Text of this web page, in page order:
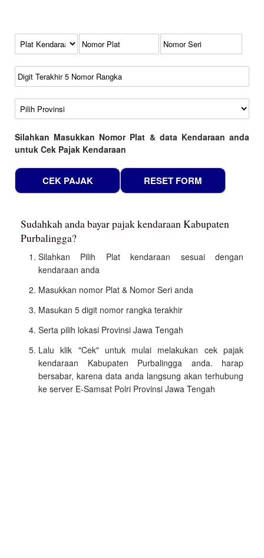
Kode Plat Kendaraan
No Plat
No Seri
No Rangka
Wilayah
Silahkan Masukkan Nomor Plat & data Kendaraan anda
untuk Cek Pajak Kendaraan
Sudahkah anda bayar pajak kendaraan Kabupaten
Purbalingga?
Silahkan Pilih Plat kendaraan sesuai dengan
kendaraan anda
Masukkan nomor Plat & Nomor Seri anda
Masukan 5 digit nomor rangka terakhir
Serta pilih lokasi Provinsi Jawa Tengah
Lalu klik "Cek" untuk mulai melakukan cek pajak
kendaraan Kabupaten Purbalingga anda. harap
bersabar, karena data anda langsung akan terhubung
ke server E-Samsat Polri Provinsi Jawa Tengah